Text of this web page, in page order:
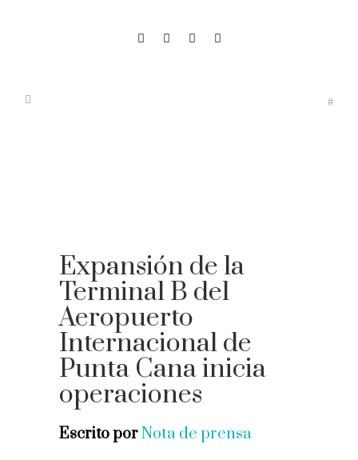
Expansión de la
Terminal B del
Aeropuerto
Internacional de
Punta Cana inicia
operaciones
Escrito porNota de prensa